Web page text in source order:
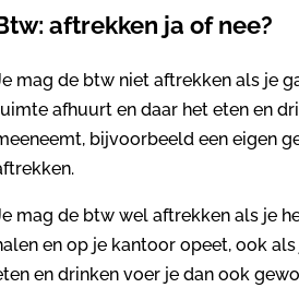
aftrekken ja of nee?
mag de btw niet aftrekken als je
afhuurt en daar het eten en
bijvoorbeeld een eigen
mag de btw wel aftrekken als je
en op je kantoor opeet, ook
en drinken voer je dan ook